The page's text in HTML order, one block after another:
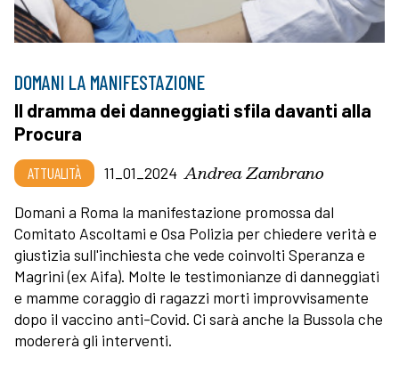
DOMANI LA MANIFESTAZIONE
Il dramma dei danneggiati sfila davanti alla
Procura
ATTUALITÀ 11_01_2024 Andrea Zambrano
Domani a Roma la manifestazione promossa dal
Comitato Ascoltami e Osa Polizia per chiedere verità e
giustizia sull'inchiesta che vede coinvolti Speranza e
Magrini (ex Aifa). Molte le testimonianze di danneggiati
e mamme coraggio di ragazzi morti improvvisamente
dopo il vaccino anti-Covid. Ci sarà anche la Bussola che
modererà gli interventi.